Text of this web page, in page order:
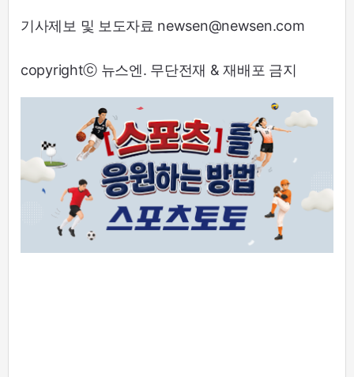
기사제보 및 보도자료 newsen@newsen.com
copyrightⓒ 뉴스엔. 무단전재 & 재배포 금지